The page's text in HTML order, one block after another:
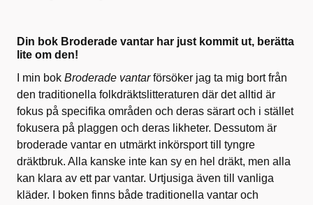
Din bok Broderade vantar har just kommit ut, berätta
lite om den!
I min bok Broderade vantarförsöker jag ta mig bort från
den traditionella folkdräktslitteraturen där det alltid är
fokus på specifika områden och deras särart och i stället
fokusera på plaggen och deras likheter. Dessutom är
broderade vantar en utmärkt inkörsport till tyngre
dräktbruk. Alla kanske inte kan sy en hel dräkt, men alla
kan klara av ett par vantar. Urtjusiga även till vanliga
kläder. I boken finns både traditionella vantar och